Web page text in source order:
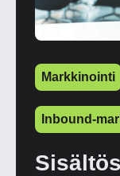
Markkinointi
Inbound-